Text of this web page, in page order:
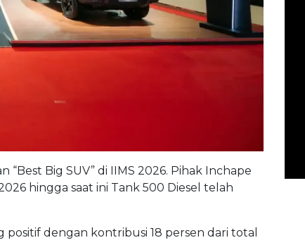
Big SUV” di IIMS 2026. Pihak Inchape
hingga saat ini Tank 500 Diesel telah
dengan kontribusi 18 persen dari total